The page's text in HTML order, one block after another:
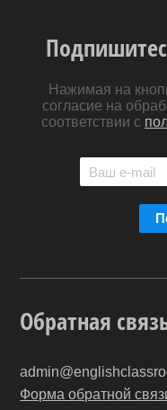
Нажимая на
согласие на
соответствии с
Обратная
Форма обратной